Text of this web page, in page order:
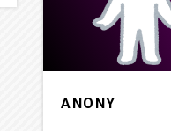
ANONY